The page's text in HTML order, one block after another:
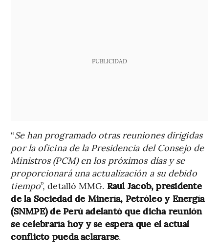
PUBLICIDAD
“Se han programado otras reuniones dirigidas
por la oficina de la Presidencia del Consejo de
Ministros (PCM) en los próximos días y se
proporcionará una actualización a su debido
tiempo”, detalló MMG. Raul Jacob, presidente
de la Sociedad de Minería, Petróleo y Energía
(SNMPE) de Perú adelantó que dicha reunión
se celebraría hoy y se espera que el actual
conflicto pueda aclararse.